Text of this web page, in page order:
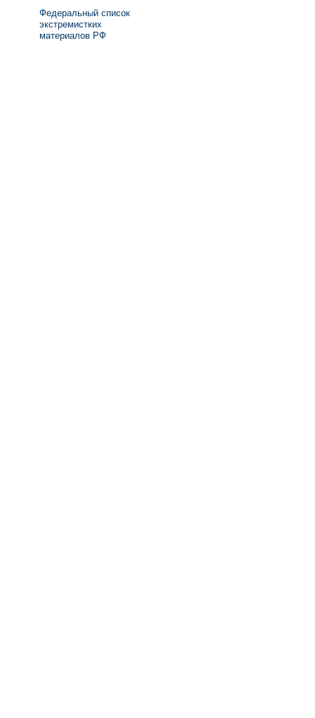
Федеральный список
экстремистких
материалов РФ